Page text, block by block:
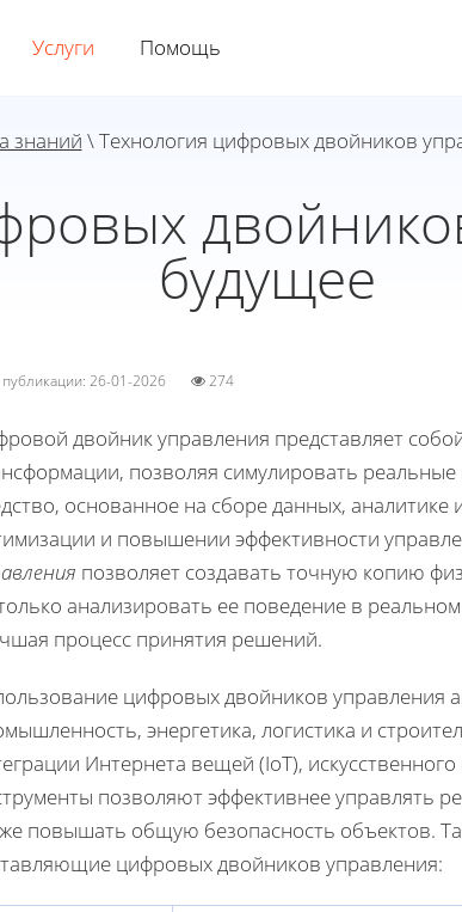
Услуги Помощь
знаний \ Технология цифровых двойников
будущее
публикации: 26-01-2026 274
двойник управления представляет
позволяя симулировать
основанное на сборе данных,
и повышении эффективности
позволяет создавать точную копию
анализировать ее поведение в
процесс принятия решений.
цифровых двойников управления
энергетика, логистика и
Интернета вещей (IoT),
позволяют эффективнее управлять
повышать общую безопасность объектов.
цифровых двойников управления: